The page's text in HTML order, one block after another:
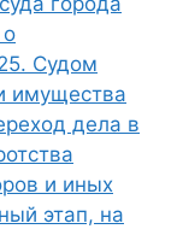
Судом
имущества
дела в
и иных
этап, на